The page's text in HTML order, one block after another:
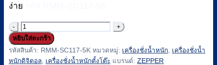
ง่าย
จำนวน
เครื่อง
ชั่ง
หยิบใส่ตะกร้า
รหัสสินค้า: RMM-SC117-5K หมวดหมู่: เครื่องชั่งน้ำหนัก เครื่องชั่งน้ำ
หนักดิจิตอล เครื่องชั่งน้ำหนักตั้งโต๊ะ แบรนด์: ZEPPER